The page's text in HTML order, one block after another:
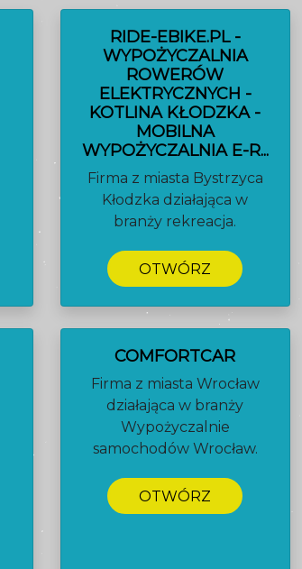
RIDE-EBIKE.PL -
WYPOŻYCZALNIA
ROWERÓW
ELEKTRYCZNYCH -
KOTLINA KŁODZKA -
MOBILNA
WYPOŻYCZALNIA E-R...
Firma z miasta Bystrzyca
Kłodzka działająca w
branży rekreacja.
OTWÓRZ
COMFORTCAR
Firma z miasta Wrocław
działająca w branży
Wypożyczalnie
samochodów Wrocław.
OTWÓRZ